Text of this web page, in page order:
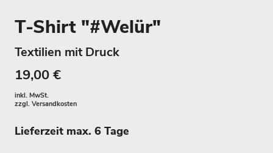
T-Shirt "#Welür"
Textilien mit Druck
19,00 €
inkl. MwSt.
zzgl. Versandkosten
Lieferzeit max. 6 Tage